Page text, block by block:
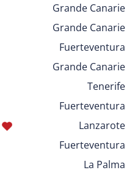
Grande Canarie
Grande Canarie
Fuerteventura
Grande Canarie
Tenerife
Fuerteventura
Lanzarote
Fuerteventura
La Palma